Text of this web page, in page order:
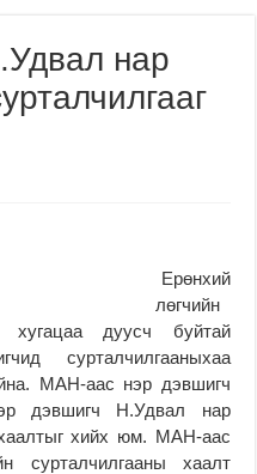
нар
Ерөнхий
лөгчийн
хугацаа дуусч буйтай
сурталчилгааныхаа
МАН-аас нэр дэвшигч
дэвшигч Н.Удвал нар
хийх юм. МАН-аас
сурталчилгааны хаалт